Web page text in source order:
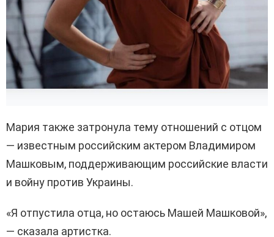
Мария также затронула тему отношений с отцом
— известным российским актером Владимиром
Машковым, поддерживающим российские власти
и войну против Украины.
«Я отпустила отца, но остаюсь Машей Машковой»,
— сказала артистка.